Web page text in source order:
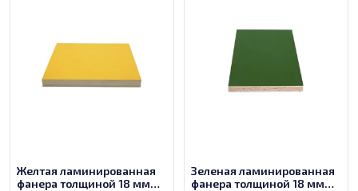
Желтая ламинированная
фанера толщиной 18 мм
Зеленая ламинированная
фанера толщиной 18 мм